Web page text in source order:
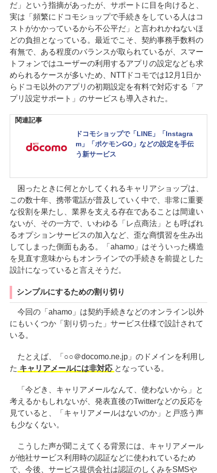
だ」という指摘があったが、サポートに目を向けると、
実は「頻繁にドコモショップで手続きをしている人はコ
ストがかかっているから不公平だ」と言われかねないほ
どの負担となっている。最近でこそ、契約事務手数料の
有無で、ある程度のバランスが取られているが、スマー
トフォンではユーザーの利用するアプリの設定なども求
められるケースが多いため、NTTドコモでは12月1日か
らドコモ以外のアプリの初期設定を有料で対応する「ア
プリ設定サポート」のサービスも導入された。
関連記事
ドコモショップで「LINE」「Instagra
m」「ポケモンGO」などの設定を手伝
う新サービス
困ったときに何とかしてくれるキャリアショップは、
この数十年、携帯電話が普及していく中で、非常に重要
な役割を果たし、業界を支える存在であることは間違い
ないが、その一方で、いわゆる「レ点商法」とも呼ばれ
るオプションサービスの加入など、歪な商慣習を生み出
してしまった側面もある。「ahamo」はそういった構造
を見直す意味からもオンラインでの手続きを前提とした
設計になっていると言えそうだ。
シンプルにするための割り切り
今回の「ahamo」は契約手続きなどのオンライン以外
にもいくつか「割り切った」サービス仕様で設計されて
いる。
たとえば、「○○＠docomo.ne.jp」のドメインを利用し
た キャリアメールには非対応 となっている。
「今どき、キャリアメールなんて、使わないから」と
考えるかもしれないが、発表直後のTwitterなどの反応を
見ていると、「キャリアメールはないのか」と戸惑う声
も少なくない。
こうした声が聞こえてくる背景には、キャリアメール
が他社サービス利用時の認証などに使われているため
で、今後、サービス提供会社は認証のしくみをSMSや